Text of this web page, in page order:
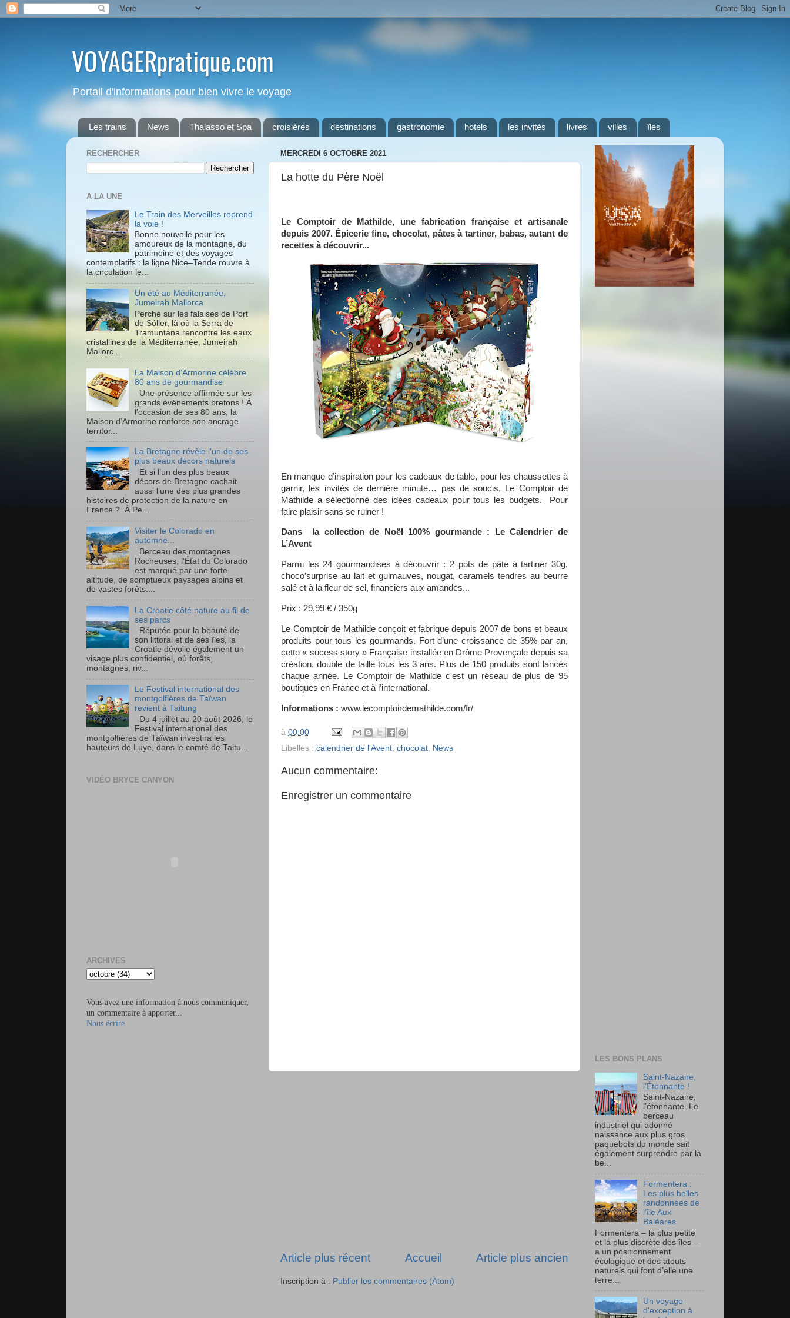
VOYAGERpratique.com
Portail d'informations pour bien vivre le voyage
Les trains News Thalasso et Spa croisières destinations gastronomie hotels les invités livres villes îles
MERCREDI 6 OCTOBRE 2021
La hotte du Père Noël
Le Comptoir de Mathilde, une fabrication française et artisanale
depuis 2007. Épicerie fine, chocolat, pâtes à tartiner, babas, autant de
recettes à découvrir...
En manque d’inspiration pour les cadeaux de table, pour les chaussettes à
garnir, les invités de dernière minute… pas de soucis, Le Comptoir de
Mathilde a sélectionné des idées cadeaux pour tous les budgets. Pour
faire plaisir sans se ruiner !
Dans la collection de Noël 100% gourmande : Le Calendrier de
L’Avent
Parmi les 24 gourmandises à découvrir : 2 pots de pâte à tartiner 30g,
choco’surprise au lait et guimauves, nougat, caramels tendres au beurre
salé et à la fleur de sel, financiers aux amandes...
Prix : 29,99 € / 350g
Le Comptoir de Mathilde conçoit et fabrique depuis 2007 de bons et beaux
produits pour tous les gourmands. Fort d’une croissance de 35% par an,
cette « sucess story » Française installée en Drôme Provençale depuis sa
création, double de taille tous les 3 ans. Plus de 150 produits sont lancés
chaque année. Le Comptoir de Mathilde c'est un réseau de plus de 95
boutiques en France et à l’international.
Informations : www.lecomptoirdemathilde.com/fr/
à 00:00
Libellés : calendrier de l'Avent, chocolat, News
Aucun commentaire:
Enregistrer un commentaire
Article plus récent Article plus ancien
Accueil
Inscription à : Publier les commentaires (Atom)
RECHERCHER
A LA UNE
Le Train des Merveilles reprend
la voie !
Bonne nouvelle pour les
amoureux de la montagne, du
patrimoine et des voyages
contemplatifs : la ligne Nice–Tende rouvre à
la circulation le...
Un été au Méditerranée,
Jumeirah Mallorca
Perché sur les falaises de Port
de Sóller, là où la Serra de
Tramuntana rencontre les eaux
cristallines de la Méditerranée, Jumeirah
Mallorc...
La Maison d’Armorine célèbre
80 ans de gourmandise
Une présence affirmée sur les
grands événements bretons ! À
l’occasion de ses 80 ans, la
Maison d’Armorine renforce son ancrage
territor...
La Bretagne révèle l’un de ses
plus beaux décors naturels
Et si l’un des plus beaux
décors de Bretagne cachait
aussi l’une des plus grandes
histoires de protection de la nature en
France ? À Pe...
Visiter le Colorado en
automne...
Berceau des montagnes
Rocheuses, l’État du Colorado
est marqué par une forte
altitude, de somptueux paysages alpins et
de vastes forêts....
La Croatie côté nature au fil de
ses parcs
Réputée pour la beauté de
son littoral et de ses îles, la
Croatie dévoile également un
visage plus confidentiel, où forêts,
montagnes, riv...
Le Festival international des
montgolfières de Taïwan
revient à Taitung
Du 4 juillet au 20 août 2026, le
Festival international des
montgolfières de Taïwan investira les
hauteurs de Luye, dans le comté de Taitu...
VIDÉO BRYCE CANYON
ARCHIVES
Vous avez une information à nous communiquer,
un commentaire à apporter...
Nous écrire
LES BONS PLANS
Saint-Nazaire,
l’Étonnante !
Saint-Nazaire,
l’étonnante. Le
berceau
industriel qui adonné
naissance aux plus gros
paquebots du monde sait
également surprendre par la
be...
Formentera :
Les plus belles
randonnées de
l’île Aux
Baléares
Formentera – la plus petite
et la plus discrète des îles –
a un positionnement
écologique et des atouts
naturels qui font d’elle une
terre...
Un voyage
d'exception à